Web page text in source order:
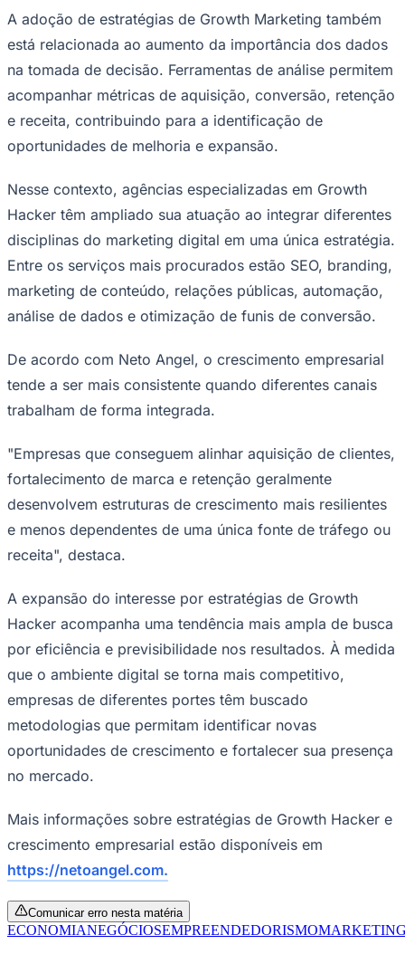
A adoção de estratégias de Growth Marketing também
está relacionada ao aumento da importância dos dados
na tomada de decisão. Ferramentas de análise permitem
acompanhar métricas de aquisição, conversão, retenção
e receita, contribuindo para a identificação de
oportunidades de melhoria e expansão.
Nesse contexto, agências especializadas em Growth
Hacker têm ampliado sua atuação ao integrar diferentes
disciplinas do marketing digital em uma única estratégia.
Entre os serviços mais procurados estão SEO, branding,
marketing de conteúdo, relações públicas, automação,
análise de dados e otimização de funis de conversão.
De acordo com Neto Angel, o crescimento empresarial
tende a ser mais consistente quando diferentes canais
trabalham de forma integrada.
"Empresas que conseguem alinhar aquisição de clientes,
fortalecimento de marca e retenção geralmente
desenvolvem estruturas de crescimento mais resilientes
e menos dependentes de uma única fonte de tráfego ou
receita", destaca.
A expansão do interesse por estratégias de Growth
Hacker acompanha uma tendência mais ampla de busca
por eficiência e previsibilidade nos resultados. À medida
que o ambiente digital se torna mais competitivo,
empresas de diferentes portes têm buscado
metodologias que permitam identificar novas
oportunidades de crescimento e fortalecer sua presença
no mercado.
Mais informações sobre estratégias de Growth Hacker e
crescimento empresarial estão disponíveis em
https://netoangel.com.
Comunicar erro nesta matéria
ECONOMIANEGÓCIOSEMPREENDEDORISMO